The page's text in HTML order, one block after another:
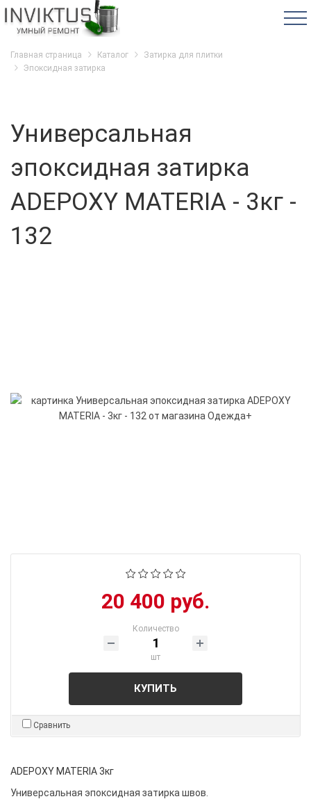
Главная страница Каталог
Затирка для плитки
Эпоксидная затирка
Универсальная
эпоксидная затирка
ADEPOXY MATERIA - 3кг -
132
20 400 руб.
Количество
шт
КУПИТЬ
Сравнить
ADEPOXY MATERIA 3кг
Универсальная эпоксидная затирка швов.